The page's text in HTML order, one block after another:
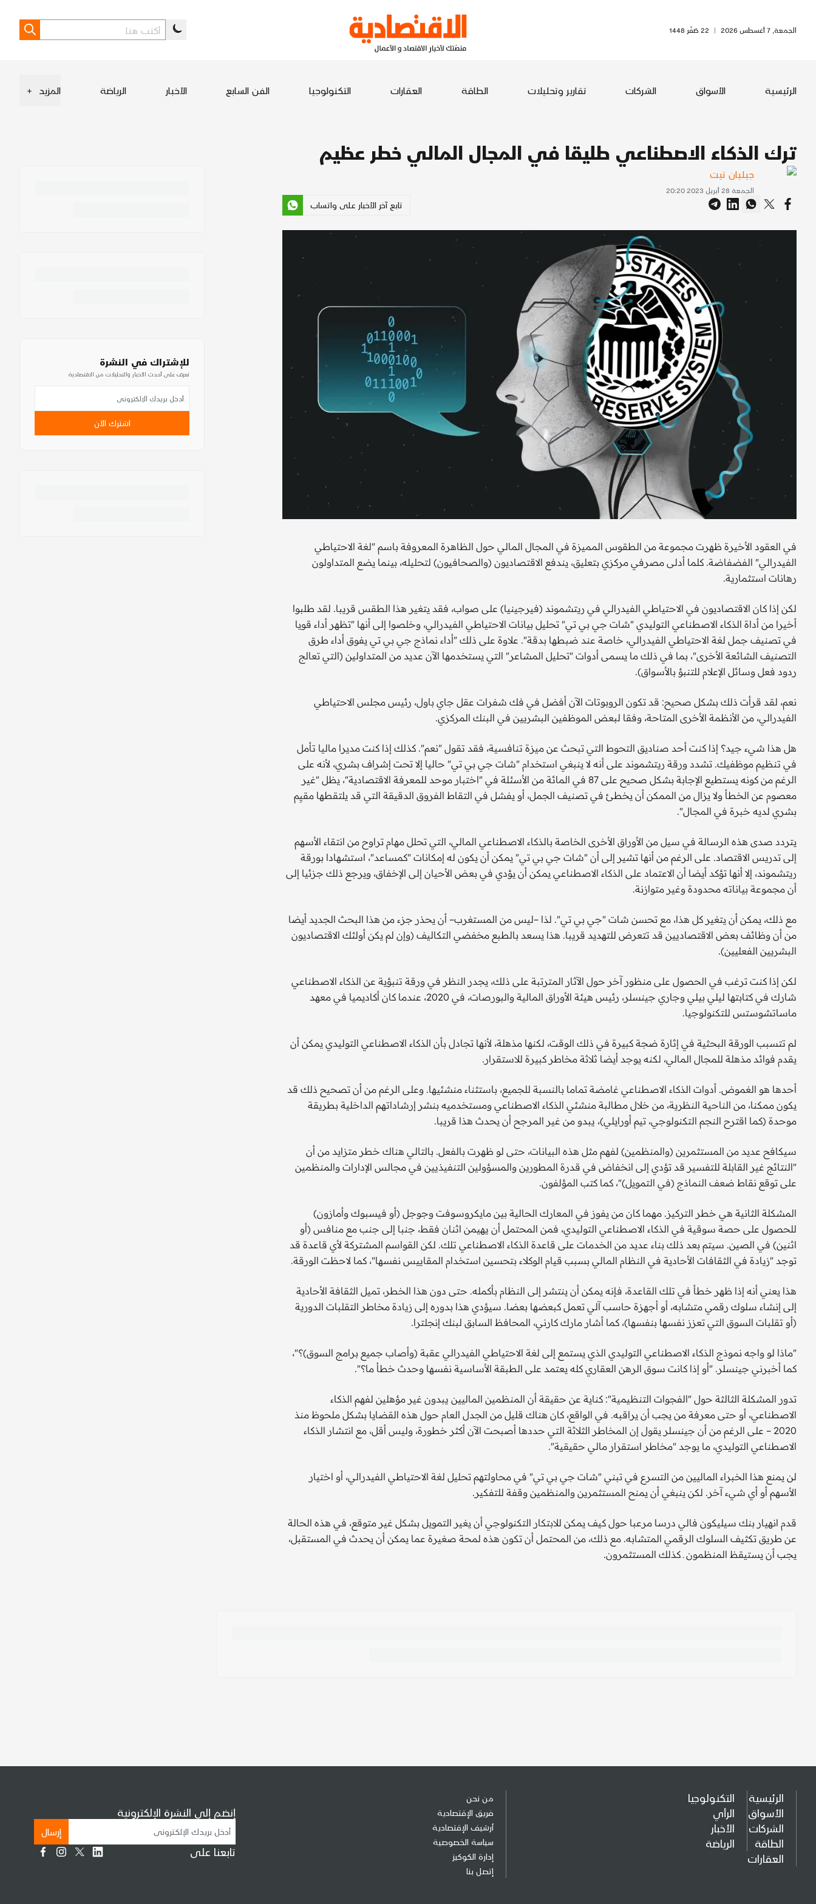
الجمعة, 7 أغسطس 2026 | 22 صَفَر 1448
الرئيسية الأسواق الشركات تقارير وتحليلات الطاقة العقارات التكنولوجيا الفن السابع الأخبار الرياضة المزيد +
ترك الذكاء الاصطناعي طليقا في المجال المالي خطر عظيم
جيليان تيت
الجمعة 28 أبريل 2023 20:20
تابع آخر الأخبار على واتساب
في العقود الأخيرة ظهرت مجموعة من الطقوس المميزة في المجال المالي حول الظاهرة المعروفة باسم "لغة الاحتياطي
الفيدرالي" الفضفاضة. كلما أدلى مصرفي مركزي بتعليق، يندفع الاقتصاديون (والصحافيون) لتحليله، بينما يضع المتداولون
رهانات استثمارية.
لكن إذا كان الاقتصاديون في الاحتياطي الفيدرالي في ريتشموند (فيرجينيا) على صواب، فقد يتغير هذا الطقس قريبا. لقد طلبوا
أخيرا من أداة الذكاء الاصطناعي التوليدي "شات جي بي تي" تحليل بيانات الاحتياطي الفيدرالي، وخلصوا إلى أنها "تظهر أداء قويا
في تصنيف جمل لغة الاحتياطي الفيدرالي، خاصة عند ضبطها بدقة". علاوة على ذلك "أداء نماذج جي بي تي يفوق أداء طرق
التصنيف الشائعة الأخرى"، بما في ذلك ما يسمى أدوات "تحليل المشاعر" التي يستخدمها الآن عديد من المتداولين (التي تعالج
ردود فعل وسائل الإعلام للتنبؤ بالأسواق).
نعم، لقد قرأت ذلك بشكل صحيح: قد تكون الروبوتات الآن أفضل في فك شفرات عقل جاي باول، رئيس مجلس الاحتياطي
الفيدرالي، من الأنظمة الأخرى المتاحة، وفقا لبعض الموظفين البشريين في البنك المركزي.
هل هذا شيء جيد؟ إذا كنت أحد صناديق التحوط التي تبحث عن ميزة تنافسية، فقد تقول "نعم". كذلك إذا كنت مديرا ماليا تأمل
في تنظيم موظفيك. تشدد ورقة ريتشموند على أنه لا ينبغي استخدام "شات جي بي تي" حاليا إلا تحت إشراف بشري، لأنه على
الرغم من كونه يستطيع الإجابة بشكل صحيح على 87 في المائة من الأسئلة في "اختبار موحد للمعرفة الاقتصادية"، يظل "غير
معصوم عن الخطأ ولا يزال من الممكن أن يخطئ في تصنيف الجمل، أو يفشل في التقاط الفروق الدقيقة التي قد يلتقطها مقيِم
بشري لديه خبرة في المجال".
يتردد صدى هذه الرسالة في سيل من الأوراق الأخرى الخاصة بالذكاء الاصطناعي المالي، التي تحلل مهام تراوح من انتقاء الأسهم
إلى تدريس الاقتصاد. على الرغم من أنها تشير إلى أن "شات جي بي تي" يمكن أن يكون له إمكانات "كمساعد"، استشهادا بورقة
ريتشموند، إلا أنها تؤكد أيضا أن الاعتماد على الذكاء الاصطناعي يمكن أن يؤدي في بعض الأحيان إلى الإخفاق، ويرجع ذلك جزئيا إلى
أن مجموعة بياناته محدودة وغير متوازنة.
مع ذلك، يمكن أن يتغير كل هذا، مع تحسن شات "جي بي تي". لذا –ليس من المستغرب– أن يحذر جزء من هذا البحث الجديد أيضا
من أن وظائف بعض الاقتصاديين قد تتعرض للتهديد قريبا. هذا يسعد بالطبع مخفضي التكاليف (وإن لم يكن أولئك الاقتصاديون
البشريين الفعليين).
لكن إذا كنت ترغب في الحصول على منظور آخر حول الآثار المترتبة على ذلك، يجدر النظر في ورقة تنبؤية عن الذكاء الاصطناعي
شارك في كتابتها ليلي بيلي وجاري جينسلر، رئيس هيئة الأوراق المالية والبورصات، في 2020، عندما كان أكاديميا في معهد
ماساتشوستس للتكنولوجيا.
لم تتسبب الورقة البحثية في إثارة ضجة كبيرة في ذلك الوقت، لكنها مذهلة، لأنها تجادل بأن الذكاء الاصطناعي التوليدي يمكن أن
يقدم فوائد مذهلة للمجال المالي، لكنه يوجد أيضا ثلاثة مخاطر كبيرة للاستقرار.
أحدها هو الغموض. أدوات الذكاء الاصطناعي غامضة تماما بالنسبة للجميع، باستثناء منشئيها. وعلى الرغم من أن تصحيح ذلك قد
يكون ممكنا، من الناحية النظرية، من خلال مطالبة منشئي الذكاء الاصطناعي ومستخدميه بنشر إرشاداتهم الداخلية بطريقة
موحدة (كما اقترح النجم التكنولوجي، تيم أورايلي)، يبدو من غير المرجح أن يحدث هذا قريبا.
سيكافح عديد من المستثمرين (والمنظمين) لفهم مثل هذه البيانات، حتى لو ظهرت بالفعل. بالتالي هناك خطر متزايد من أن
"النتائج غير القابلة للتفسير قد تؤدي إلى انخفاض في قدرة المطورين والمسؤولين التنفيذيين في مجالس الإدارات والمنظمين
على توقع نقاط ضعف النماذج (في التمويل)"، كما كتب المؤلفون.
المشكلة الثانية هي خطر التركيز. مهما كان من يفوز في المعارك الحالية بين مايكروسوفت وجوجل (أو فيسبوك وأمازون)
للحصول على حصة سوقية في الذكاء الاصطناعي التوليدي، فمن المحتمل أن يهيمن اثنان فقط، جنبا إلى جنب مع منافس (أو
اثنين) في الصين. سيتم بعد ذلك بناء عديد من الخدمات على قاعدة الذكاء الاصطناعي تلك. لكن القواسم المشتركة لأي قاعدة قد
توجد "زيادة في الثقافات الأحادية في النظام المالي بسبب قيام الوكلاء بتحسين استخدام المقاييس نفسها"، كما لاحظت الورقة.
هذا يعني أنه إذا ظهر خطأ في تلك القاعدة، فإنه يمكن أن ينتشر إلى النظام بأكمله. حتى دون هذا الخطر، تميل الثقافة الأحادية
إلى إنشاء سلوك رقمي متشابه، أو أجهزة حاسب آلي تعمل كبعضها بعضا. سيؤدي هذا بدوره إلى زيادة مخاطر التقلبات الدورية
(أو تقلبات السوق التي تعزز نفسها بنفسها)، كما أشار مارك كارني، المحافظ السابق لبنك إنجلترا.
"ماذا لو واجه نموذج الذكاء الاصطناعي التوليدي الذي يستمع إلى لغة الاحتياطي الفيدرالي عقبة (وأصاب جميع برامج السوق)؟"،
كما أخبرني جينسلر. "أو إذا كانت سوق الرهن العقاري كله يعتمد على الطبقة الأساسية نفسها وحدث خطأ ما؟".
تدور المشكلة الثالثة حول "الفجوات التنظيمية": كناية عن حقيقة أن المنظمين الماليين يبدون غير مؤهلين لفهم الذكاء
الاصطناعي، أو حتى معرفة من يجب أن يراقبه. في الواقع، كان هناك قليل من الجدل العام حول هذه القضايا بشكل ملحوظ منذ
2020 – على الرغم من أن جينسلر يقول إن المخاطر الثلاثة التي حددها أصبحت الآن أكثر خطورة، وليس أقل، مع انتشار الذكاء
الاصطناعي التوليدي، ما يوجد "مخاطر استقرار مالي حقيقية".
لن يمنع هذا الخبراء الماليين من التسرع في تبني "شات جي بي تي" في محاولتهم تحليل لغة الاحتياطي الفيدرالي، أو اختيار
الأسهم أو أي شيء آخر. لكن ينبغي أن يمنح المستثمرين والمنظمين وقفة للتفكير.
قدم انهيار بنك سيليكون فالي درسا مرعبا حول كيف يمكن للابتكار التكنولوجي أن يغير التمويل بشكل غير متوقع، في هذه الحالة
عن طريق تكثيف السلوك الرقمي المتشابه. مع ذلك، من المحتمل أن تكون هذه لمحة صغيرة عما يمكن أن يحدث في المستقبل،
يجب أن يستيقظ المنظمون ـ كذلك المستثمرون.
للإشتراك في النشرة
تعرف على أحدث الأخبار والتحليلات من الاقتصادية
اشترك الآن
الرئيسية
الأسواق
الشركات
الطاقة
العقارات
التكنولوجيا
الرأي
الأخبار
الرياضة
من نحن
فريق الإقتصادية
أرشيف الإقتصادية
سياسة الخصوصية
إدارة الكوكيز
إتصل بنا
إنضم إلى النشرة الإلكترونية
إرسال
تابعنا على